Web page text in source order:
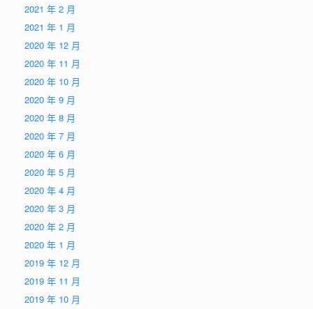
2021 年 2 月
2021 年 1 月
2020 年 12 月
2020 年 11 月
2020 年 10 月
2020 年 9 月
2020 年 8 月
2020 年 7 月
2020 年 6 月
2020 年 5 月
2020 年 4 月
2020 年 3 月
2020 年 2 月
2020 年 1 月
2019 年 12 月
2019 年 11 月
2019 年 10 月